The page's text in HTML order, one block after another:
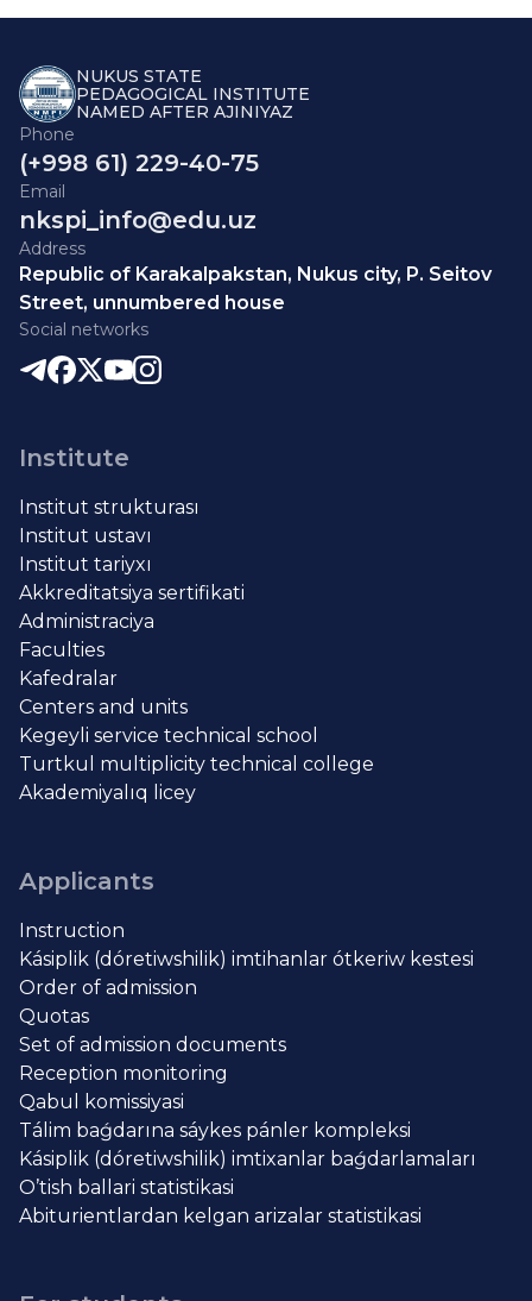
NUKUS STATE
PEDAGOGICAL INSTITUTE
NAMED AFTER AJINIYAZ
Phone
(+998 61) 229-40-75
Email
nkspi_info@edu.uz
Address
Republic of Karakalpakstan, Nukus city, P. Seitov
Street, unnumbered house
Social networks
Institute
Institut strukturası
Institut ustavı
Institut tariyxı
Akkreditatsiya sertifikati
Administraciya
Faculties
Kafedralar
Centers and units
Kegeyli service technical school
Turtkul multiplicity technical college
Akademiyalıq licey
Applicants
Instruction
Kásiplik (dóretiwshilik) imtihanlar ótkeriw kestesi
Order of admission
Quotas
Set of admission documents
Reception monitoring
Qabul komissiyasi
Tálim baǵdarına sáykes pánler kompleksi
Kásiplik (dóretiwshilik) imtixanlar baǵdarlamaları
O’tish ballari statistikasi
Abiturientlardan kelgan arizalar statistikasi